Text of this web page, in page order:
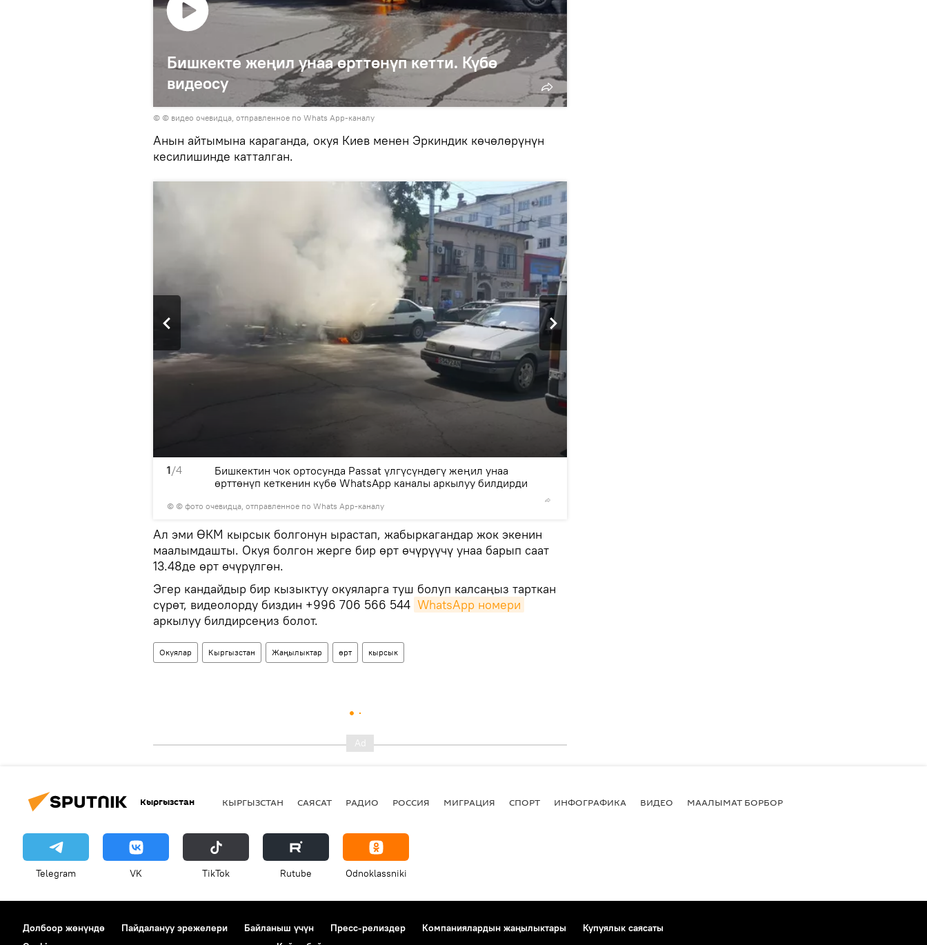
Бишкекте жеңил унаа өрттөнүп кетти. Күбө
видеосу
© © видео очевидца, отправленное по Whats App-каналу
Анын айтымына караганда, окуя Киев менен Эркиндик көчөлөрүнүн
кесилишинде катталган.
1/4
© © фото очевидца, отправленное по Whats App-каналу
Бишкектин чок ортосунда Passat үлгүсүндөгү жеңил унаа
өрттөнүп кеткенин күбө WhatsApp каналы аркылуу билдирди
Ал эми ӨКМ кырсык болгонун ырастап, жабыркагандар жок экенин
маалымдашты. Окуя болгон жерге бир өрт өчүрүүчү унаа барып саат
13.48де өрт өчүрүлгөн.
Эгер кандайдыр бир кызыктуу окуяларга туш болуп калсаңыз тарткан
сүрөт, видеолорду биздин +996 706 566 544 WhatsApp номери
аркылуу билдирсеңиз болот.
Окуялар Кыргызстан Жаңылыктар өрт кырсык
Кыргызстан КЫРГЫЗСТАН САЯСАТ РАДИО РОССИЯ МИГРАЦИЯ СПОРТ ИНФОГРАФИКА ВИДЕО МААЛЫМАТ БОРБОР
Telegram VK ТikТоk Rutube Odnoklassniki
Долбоор жөнүндө Пайдалануу эрежелери Байланыш үчүн Пресс-релиздер Компаниялардын жаңылыктары
Купуялык саясаты